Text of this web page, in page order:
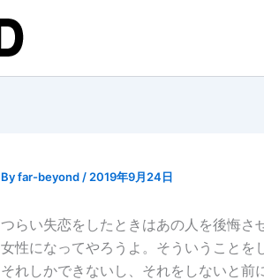
Byfar-beyond / 2019年9月24日
つらい失恋をしたときはあの人を後悔
女性になってやろうよ。そういうこと
それしかできないし、それをしないと前